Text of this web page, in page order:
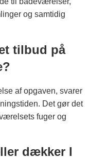
og samtidig
tilbud på
af opgaven, svarer
Det gør det
fuger og
dækker I